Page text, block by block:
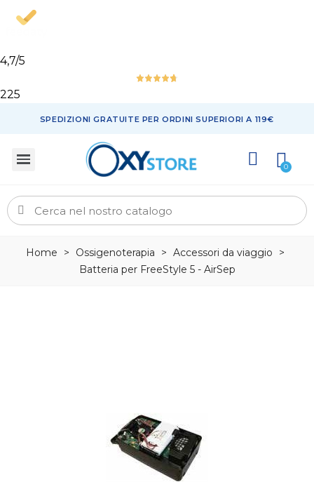
4,7/5
225
SPEDIZIONI GRATUITE PER ORDINI SUPERIORI A 119€
Home > Ossigenoterapia > Accessori da viaggio
>
Batteria per FreeStyle 5 - AirSep